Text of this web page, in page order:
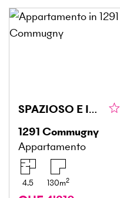
SPAZIOSO E IDEALE PER LE FAMIGLIE
1291 Commugny
Appartamento
4.5 130m2